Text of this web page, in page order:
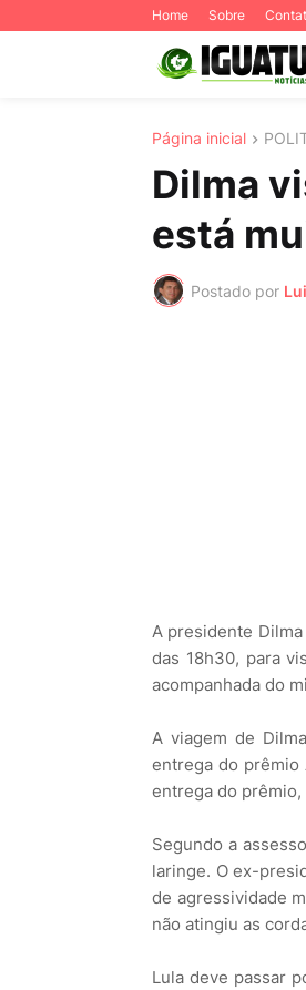
Home Sobre
Página inicial
Dilma
está
Postado por
A presidente
das 18h30, para
acompanhada do
A viagem de
entrega do prêmio
entrega do prêmio,
Segundo a
laringe. O ex-
de agressividade
não atingiu as
Lula deve passar